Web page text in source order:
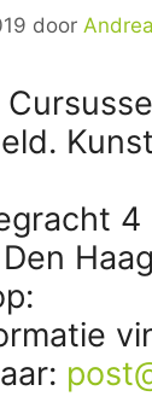
door Andrea
4
Haag